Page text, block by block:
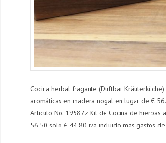
Cocina herbal fragante (Duftbar
aromáticas en madera nogal en lugar de €
Artículo No. 19587z Kit de Cocina de hierbas
56.50 solo € 44.80 iva incluido mas gastos